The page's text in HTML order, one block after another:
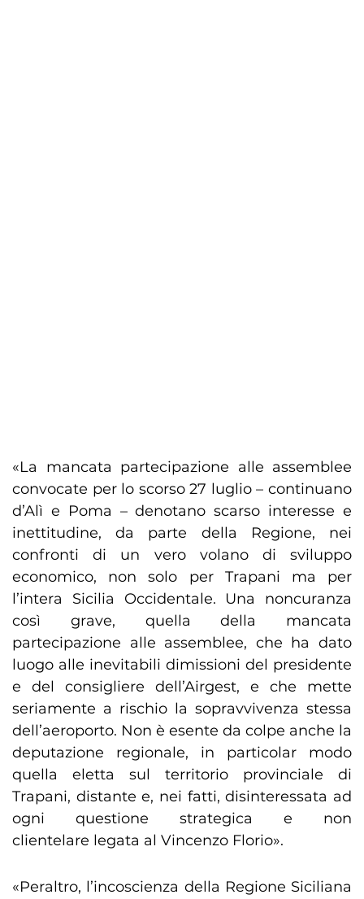
«La mancata partecipazione alle assemblee
convocate per lo scorso 27 luglio – continuano
d’Alì e Poma – denotano scarso interesse e
inettitudine, da parte della Regione, nei
confronti di un vero volano di sviluppo
economico, non solo per Trapani ma per
l’intera Sicilia Occidentale. Una noncuranza
così grave, quella della mancata
partecipazione alle assemblee, che ha dato
luogo alle inevitabili dimissioni del presidente
e del consigliere dell’Airgest, e che mette
seriamente a rischio la sopravvivenza stessa
dell’aeroporto. Non è esente da colpe anche la
deputazione regionale, in particolar modo
quella eletta sul territorio provinciale di
Trapani, distante e, nei fatti, disinteressata ad
ogni questione strategica e non
clientelare legata al Vincenzo Florio».
«Peraltro, l’incoscienza della Regione Siciliana